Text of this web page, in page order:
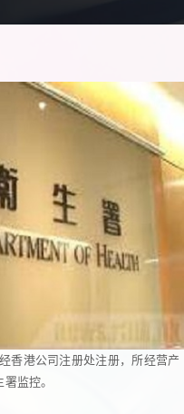
香港公司注册处注册，所经营产
监控。